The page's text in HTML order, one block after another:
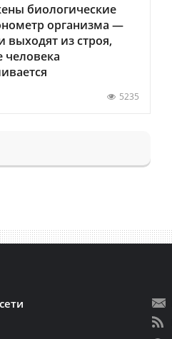
биологические
организма —
выходят из строя,
человека
5235